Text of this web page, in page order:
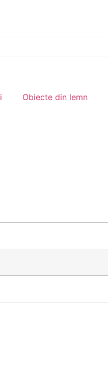
Obiecte din lemn